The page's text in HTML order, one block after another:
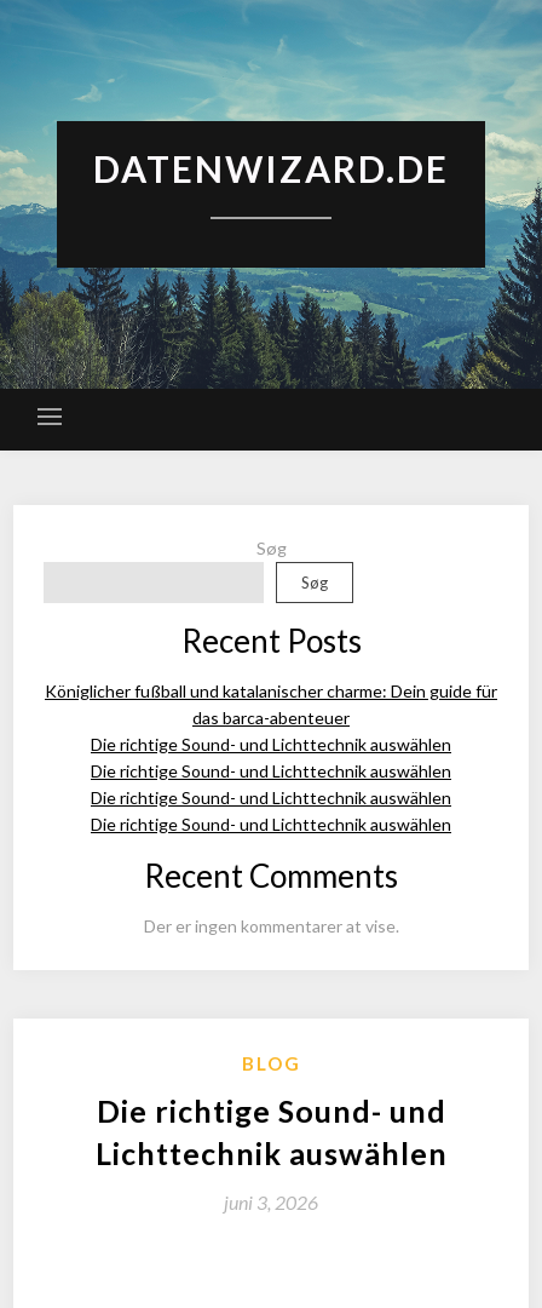
DATENWIZARD.DE
Søg
Søg
Recent Posts
Königlicher fußball und katalanischer charme: Dein guide für
das barca-abenteuer
Die richtige Sound- und Lichttechnik auswählen
Die richtige Sound- und Lichttechnik auswählen
Die richtige Sound- und Lichttechnik auswählen
Die richtige Sound- und Lichttechnik auswählen
Recent Comments
Der er ingen kommentarer at vise.
BLOG
Die richtige Sound- und
Lichttechnik auswählen
juni 3, 2026